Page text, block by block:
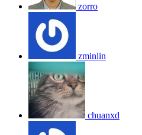
zorro
zminlin
chuanxd